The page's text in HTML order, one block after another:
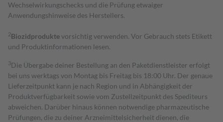
Wechselwirkungschecks und die Prüfung etwaiger
Anwendungshinweise des Herstellers.
2Biozidproduktevorsichtig verwenden. Vor Gebrauch stets Etikett
und Produktinformationen lesen.
3Die Übergabe deiner Bestellung an den Paketdienstleister erfolgt
bei uns werktags von Montag bis Freitag bis 18:00 Uhr. Der genaue
Lieferzeitpunkt kann je nach Region und in Abhängigkeit der
Produktverfügbarkeit sowie vom Zustellzeitpunkt des Spediteurs
abweichen. Darüber hinaus können notwendige pharmazeutische
Prüfungen, die zu deiner Arzneimittelsicherheit dienen, die